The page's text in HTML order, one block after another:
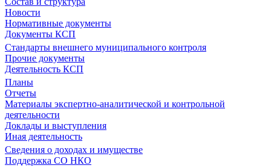
Новости
Нормативные документы
Документы КСП
Стандарты внешнего муниципального контроля
Прочие документы
Деятельность КСП
Планы
Отчеты
Материалы экспертно-аналитической и контрольной
деятельности
Доклады и выступления
Иная деятельность
Сведения о доходах и имуществе
Поддержка СО НКО